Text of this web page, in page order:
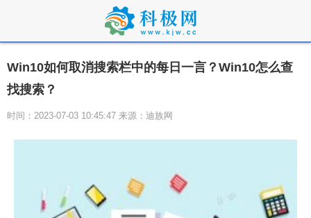
Win10如何取消搜索栏中的每日一言？Win10怎么查
找搜索？
时间：2023-07-03 10:45:47 来源：迪族网